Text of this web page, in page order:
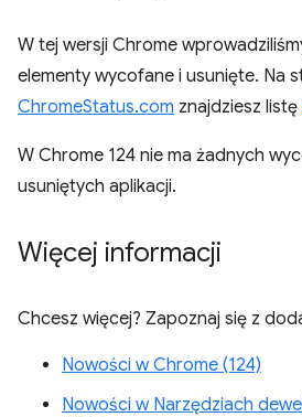
W tej wersji Chrome
elementy wycofane i usunięte. Na
ChromeStatus.com znajdziesz listę
W Chrome 124 nie ma żadnych
usuniętych aplikacji.
Więcej informacji
Chcesz więcej? Zapoznaj się z
Nowości w Chrome (124)
Nowości w Narzędziach